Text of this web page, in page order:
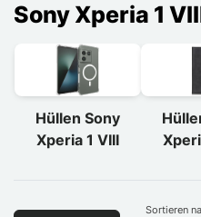
Sony Xperia 1
Hüllen Sony
Xperia 1 VIII
Sortieren